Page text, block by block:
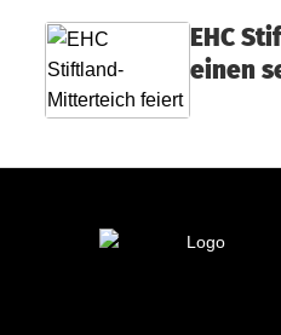
M
EHC
einen